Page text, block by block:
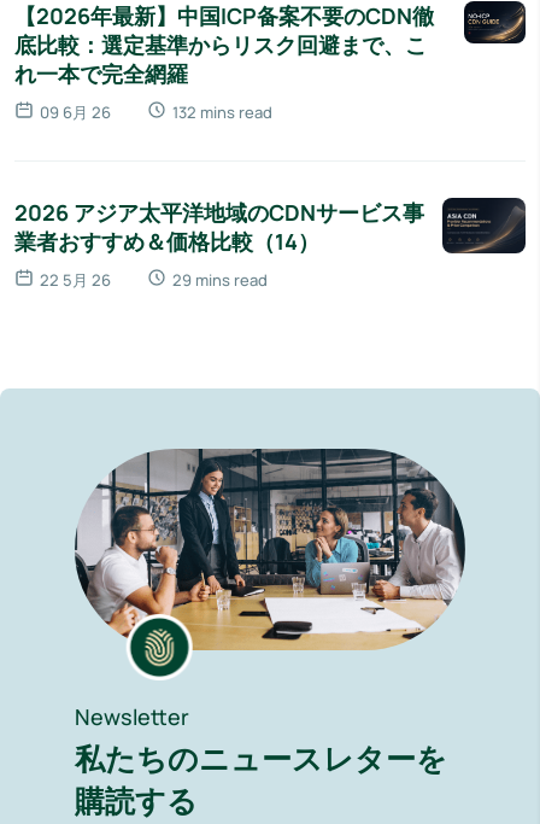
【2026年最新】中国ICP备案不要のCDN徹
底比較：選定基準からリスク回避まで、こ
れ一本で完全網羅
09 6月 26 132 mins read
2026 アジア太平洋地域のCDNサービス事
業者おすすめ＆価格比較（14）
22 5月 26 29 mins read
Newsletter
私たちのニュースレターを
購読する